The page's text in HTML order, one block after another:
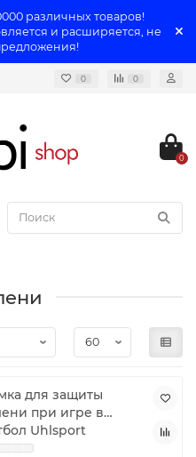
различных товаров!
и расширяется, не
0 0
0
для защиты
при игре в
Uhlsport
Красный